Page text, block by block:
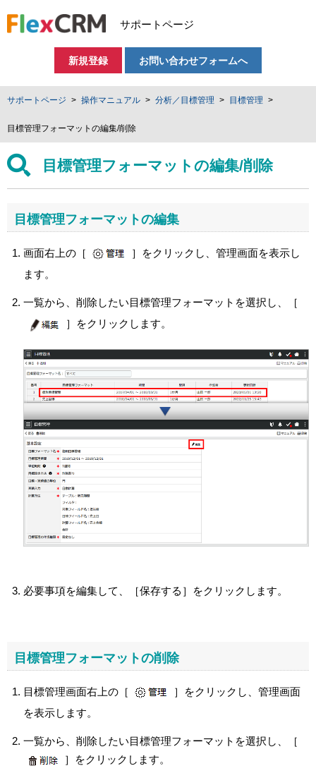
サポートページ
新規登録 お問い合わせフォームへ
サポートページ 操作マニュアル 分析／目標管理 目標管理
目標管理フォーマットの編集/削除
目標管理フォーマットの編集/削除
目標管理フォーマットの編集
画面右上の［
］をクリックし、管理画面を表示し
ます。
一覧から、削除したい目標管理フォーマットを選択し、［
］をクリックします。
必要事項を編集して、［保存する］をクリックします。
目標管理フォーマットの削除
目標管理画面右上の［
］をクリックし、管理画面
を表示します。
一覧から、削除したい目標管理フォーマットを選択し、［
］をクリックします。